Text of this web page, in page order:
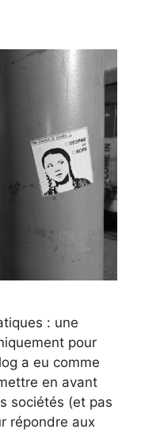
: une
pour
a eu comme
en avant
sociétés (et pas
répondre aux